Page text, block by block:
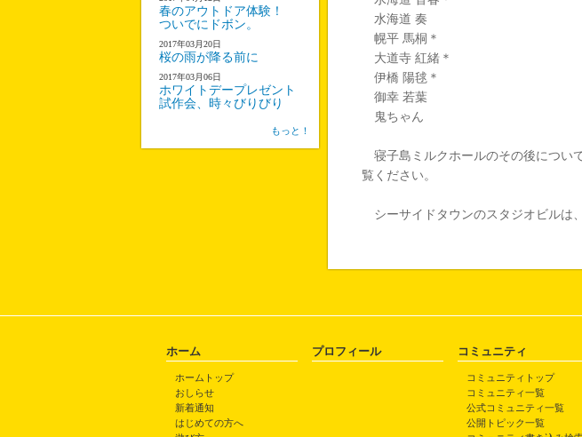
水海道 奏
幌平 馬桐＊
大道寺 紅緒＊
伊橋 陽毬＊
御幸 若葉
鬼ちゃん
寝子島ミルクホールのその後につい
覧ください。
シーサイドタウンのスタジオビルは
春のアウトドア体験！
ついでにドボン。
2017年03月20日
桜の雨が降る前に
2017年03月06日
ホワイトデープレゼント
試作会、時々びりびり
もっと！
ホーム
ホームトップ
おしらせ
新着通知
はじめての方へ
プロフィール コミュニティ
コミュニティトップ
コミュニティ一覧
公式コミュニティ一覧
公開トピック一覧